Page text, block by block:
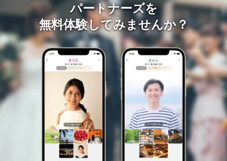
パートナーズを
無料体験してみませんか？